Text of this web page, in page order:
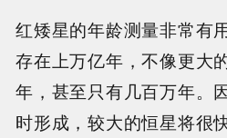
红矮星的年龄测量非常有
存在上万亿年，不像更大
年，甚至只有几百万年。
时形成，较大的恒星将很